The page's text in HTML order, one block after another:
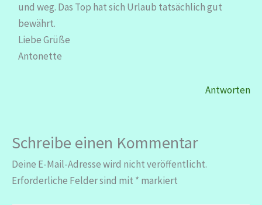
und weg. Das Top hat sich Urlaub tatsächlich gut
bewährt.
Liebe Grüße
Antonette
Antworten
Schreibe einen Kommentar
Deine E-Mail-Adresse wird nicht veröffentlicht.
Erforderliche Felder sind mit * markiert